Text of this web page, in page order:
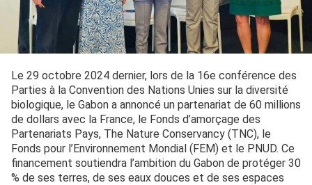
Le 29 octobre 2024 dernier, lors de la 16e conférence des
Parties à la Convention des Nations Unies sur la diversité
biologique, le Gabon a annoncé un partenariat de 60 millions
de dollars avec la France, le Fonds d’amorçage des
Partenariats Pays, The Nature Conservancy (TNC), le
Fonds pour l’Environnement Mondial (FEM) et le PNUD. Ce
financement soutiendra l’ambition du Gabon de protéger 30
% de ses terres, de ses eaux douces et de ses espaces